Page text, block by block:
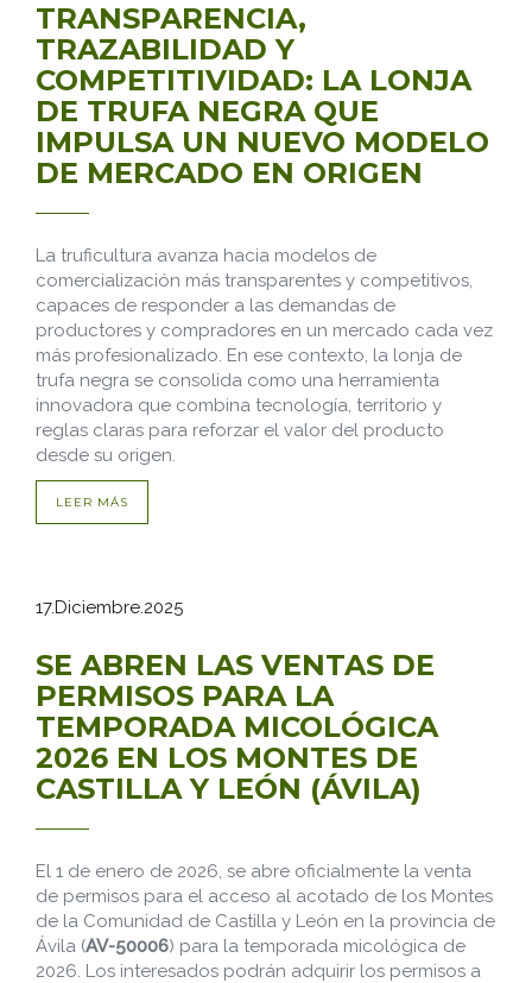
TRANSPARENCIA,
TRAZABILIDAD Y
COMPETITIVIDAD: LA LONJA
DE TRUFA NEGRA QUE
IMPULSA UN NUEVO MODELO
DE MERCADO EN ORIGEN
La truficultura avanza hacia modelos de
comercialización más transparentes y competitivos,
capaces de responder a las demandas de
productores y compradores en un mercado cada vez
más profesionalizado. En ese contexto, la lonja de
trufa negra se consolida como una herramienta
innovadora que combina tecnología, territorio y
reglas claras para reforzar el valor del producto
desde su origen.
LEER MÁS
17.Diciembre.2025
SE ABREN LAS VENTAS DE
PERMISOS PARA LA
TEMPORADA MICOLÓGICA
2026 EN LOS MONTES DE
CASTILLA Y LEÓN (ÁVILA)
El 1 de enero de 2026, se abre oficialmente la venta
de permisos para el acceso al acotado de los Montes
de la Comunidad de Castilla y León en la provincia de
Ávila (AV-50006) para la temporada micológica de
2026. Los interesados podrán adquirir los permisos a